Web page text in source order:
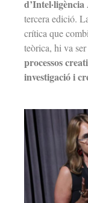
tercera edició.
crítica que
teòrica, hi va
processos
investigació i